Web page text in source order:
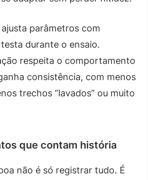
parâmetros com
durante o ensaio.
respeita o comportamento
consistência, com menos
trechos “lavados” ou muito
que contam história
não é só registrar tudo. É